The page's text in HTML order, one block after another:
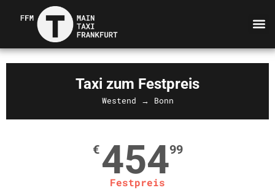
Taxi zum Festpreis
Westend → Bonn
€ 45499
Festpreis